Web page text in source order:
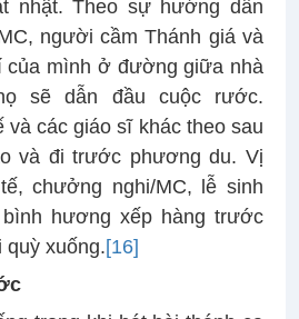
nhật. Theo sự hướng dẫn
người cầm Thánh giá và
của mình ở đường giữa nhà
sẽ dẫn đầu cuộc rước.
và các giáo sĩ khác theo sau
và đi trước phương du. Vị
chưởng nghi/MC, lễ sinh
hương xếp hàng trước
quỳ xuống.[16]